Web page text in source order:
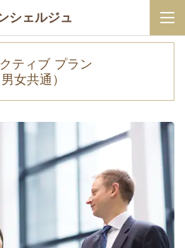
シェルジュ
ティブ プラン
男女共通）